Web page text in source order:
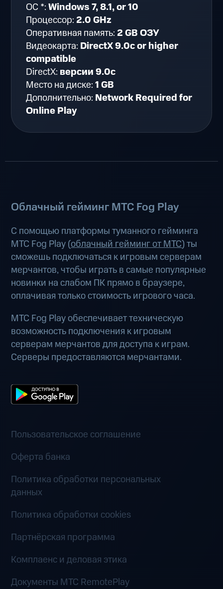
ОС *:Windows 7, 8.1, or 10
Процессор: 2.0 GHz
Оперативная память: 2 GB ОЗУ
Видеокарта: DirectX 9.0c or higher
compatible
DirectX: версии 9.0c
Место на диске:1 GB
Дополнительно: Network Required for
Online Play
Облачный гейминг МТС Fog Play
С помощью платформы туманного гейминга
МТС Fog Play (облачный гейминг от МТС) ты
сможешь подключаться к игровым серверам
мерчантов, чтобы играть в самые популярные
новинки на слабом ПК прямо в браузере,
оплачивая только стоимость игрового часа.
МТС Fog Play обеспечивает техническую
возможность подключения к игровым
серверам мерчантов для доступа к играм.
Серверы предоставляются мерчантами.
Пользовательское соглашение
Оферта банка
Политика обработки персональных
данных
Политика обработки cookies
Партнёрская программа
Комплаенс и деловая этика
Документы MTC RemotePlay